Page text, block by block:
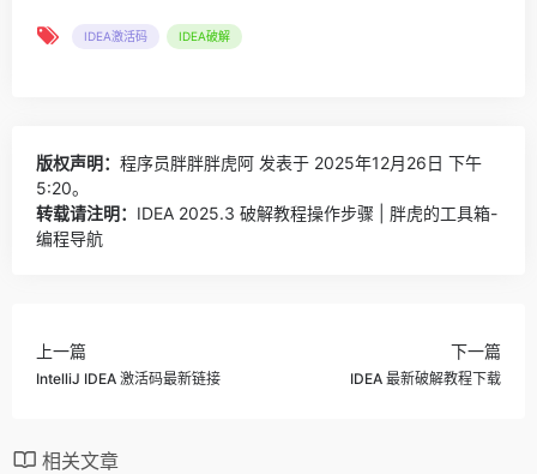
IDEA激活码 IDEA破解
版权声明： 程序员胖胖胖虎阿 发表于 2025年12月26日 下午
5:20。
转载请注明： IDEA 2025.3 破解教程操作步骤 | 胖虎的工具箱-
编程导航
上一篇
IntelliJ IDEA 激活码最新链接
下一篇
IDEA 最新破解教程下载
相关文章